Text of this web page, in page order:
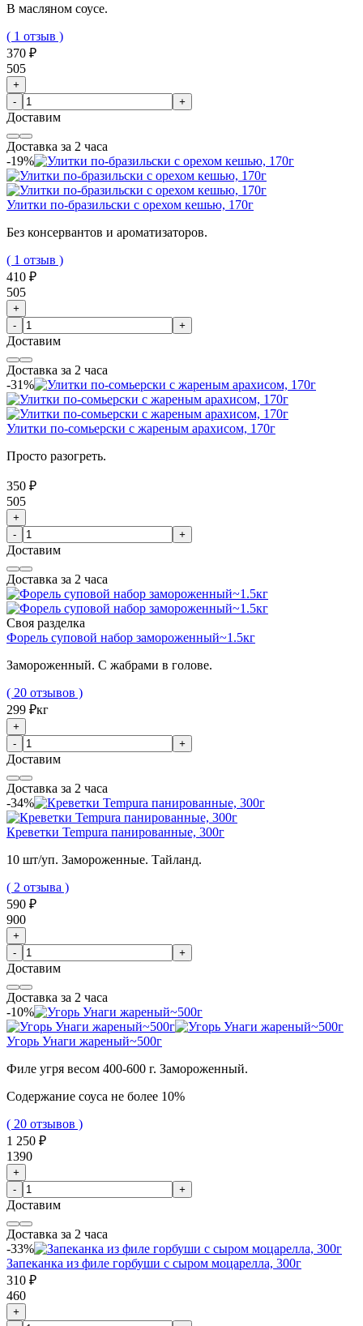
В масляном соусе.
( 1 отзыв )
370 ₽
505
+
-
+
Доставим
Доставка за 2 часа
-19%
Улитки по-бразильски с орехом кешью, 170г
Без консервантов и ароматизаторов.
( 1 отзыв )
410 ₽
505
+
-
+
Доставим
Доставка за 2 часа
-31%
Улитки по-сомьерски с жареным арахисом, 170г
Просто разогреть.
350 ₽
505
+
-
+
Доставим
Доставка за 2 часа
Своя разделка
Форель суповой набор замороженный~1.5кг
Замороженный. С жабрами в голове.
( 20 отзывов )
299 ₽кг
+
-
+
Доставим
Доставка за 2 часа
-34%
Креветки Tempura панированные, 300г
10 шт/уп. Замороженные. Тайланд.
( 2 отзыва )
590 ₽
900
+
-
+
Доставим
Доставка за 2 часа
-10%
Угорь Унаги жареный~500г
Филе угря весом 400-600 г. Замороженный.
Содержание соуса не более 10%
( 20 отзывов )
1 250 ₽
1390
+
-
+
Доставим
Доставка за 2 часа
-33%
Запеканка из филе горбуши с сыром моцарелла, 300г
310 ₽
460
+